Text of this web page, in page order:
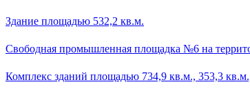
Здание площадью 532,2 кв.м.
Свободная промышленная площадка №6 на
Комплекс зданий площадью 734,9 кв.м., 353,3